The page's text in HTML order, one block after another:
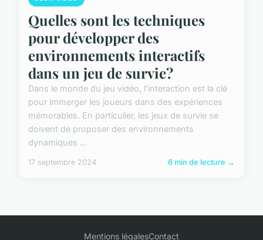
Quelles sont les techniques
pour développer des
environnements interactifs
dans un jeu de survie?
Dans le monde du jeu vidéo, l'interaction est la clé
pour immerger les joueurs dans des expériences
mémorables. En particulier, les jeux de survie se
doivent de proposer des environnements
dynamiques ...
17 septembre 2024 6 min de lecture →
Mentions légalesContact